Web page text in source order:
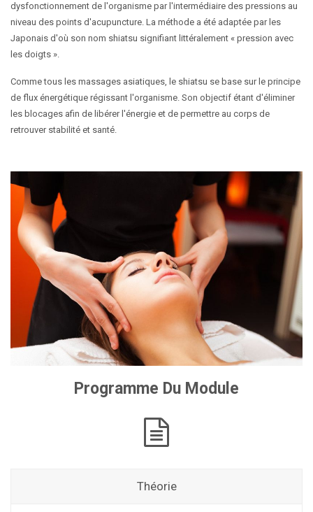
dysfonctionnement de l'organisme par l'intermédiaire des pressions au
niveau des points d'acupuncture. La méthode a été adaptée par les
Japonais d'où son nom shiatsu signifiant littéralement « pression avec
les doigts ».
Comme tous les massages asiatiques, le shiatsu se base sur le principe
de flux énergétique régissant l'organisme. Son objectif étant d'éliminer
les blocages afin de libérer l'énergie et de permettre au corps de
retrouver stabilité et santé.
Programme Du Module
Théorie